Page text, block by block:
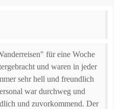
für eine Woche
und waren in jeder
sehr hell und freundlich
war durchweg und
und zuvorkommend. Der